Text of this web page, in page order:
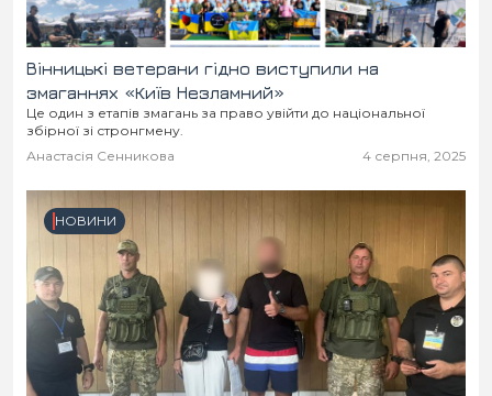
Вінницькі ветерани гідно виступили на
змаганнях «Київ Незламний»
Це один з етапів змагань за право увійти до національної
збірної зі стронгмену.
Анастасія Сенникова
4 серпня, 2025
НОВИНИ